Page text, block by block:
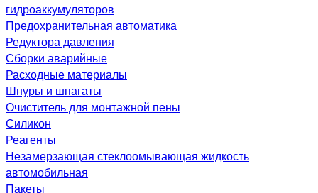
гидроаккумуляторов
Предохранительная автоматика
Редуктора давления
Сборки аварийные
Расходные материалы
Шнуры и шпагаты
Очиститель для монтажной пены
Силикон
Реагенты
Незамерзающая стеклоомывающая жидкость
автомобильная
Пакеты